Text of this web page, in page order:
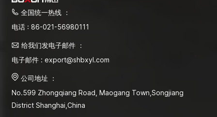
全国统一热线 ：
电话 : 86-021-56980111
给我们发电子邮件 ：
电子邮件 : export@shbxyl.com
公司地址 ：
No.599 Zhongqiang Road, Maogang Town,Songjiang
District Shanghai,China